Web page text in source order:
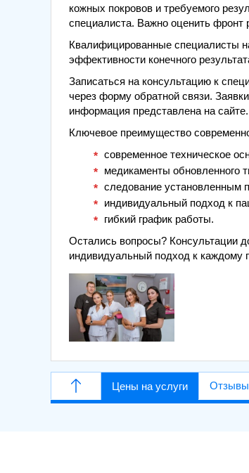
кожных покровов и требуемого
специалиста. Важно оценить фронт
Квалифицированные специалисты
эффективности конечного
Записаться на консультацию к
через форму обратной связи.
информация представлена на сайте.
Ключевое преимущество
современное техническое
медикаменты обновленного
следование установленным
индивидуальный подход к
гибкий график работы.
Остались вопросы? Консультации
индивидуальный подход к каждому
Цены на услуги Отзывы